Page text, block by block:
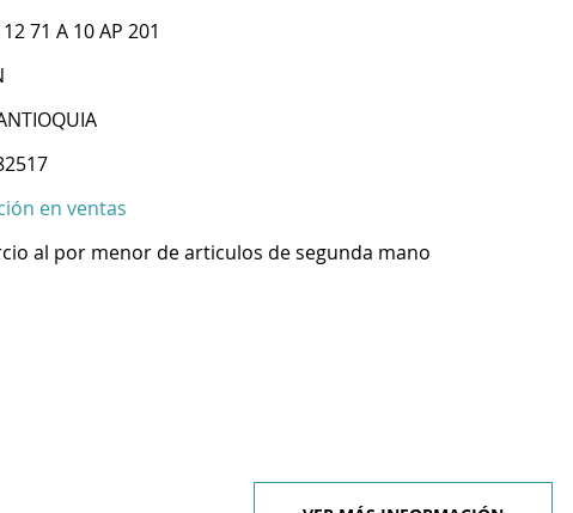
12 71 A 10 AP 201
en ventas
al por menor de articulos de segunda mano